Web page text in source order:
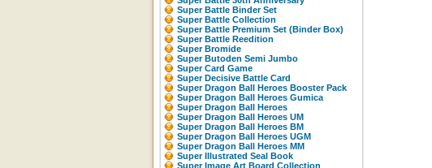
Super Battle Binder Set
Super Battle Collection
Super Battle Premium Set (Binder Box)
Super Battle Reedition
Super Bromide
Super Butoden Semi Jumbo
Super Card Game
Super Decisive Battle Card
Super Dragon Ball Heroes Booster Pack
Super Dragon Ball Heroes Gumica
Super Dragon Ball Heroes
Super Dragon Ball Heroes UM
Super Dragon Ball Heroes BM
Super Dragon Ball Heroes UGM
Super Dragon Ball Heroes MM
Super Illustrated Seal Book
Super Image Art Board Collection